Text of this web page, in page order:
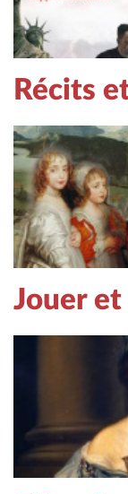
Récits
Jouer